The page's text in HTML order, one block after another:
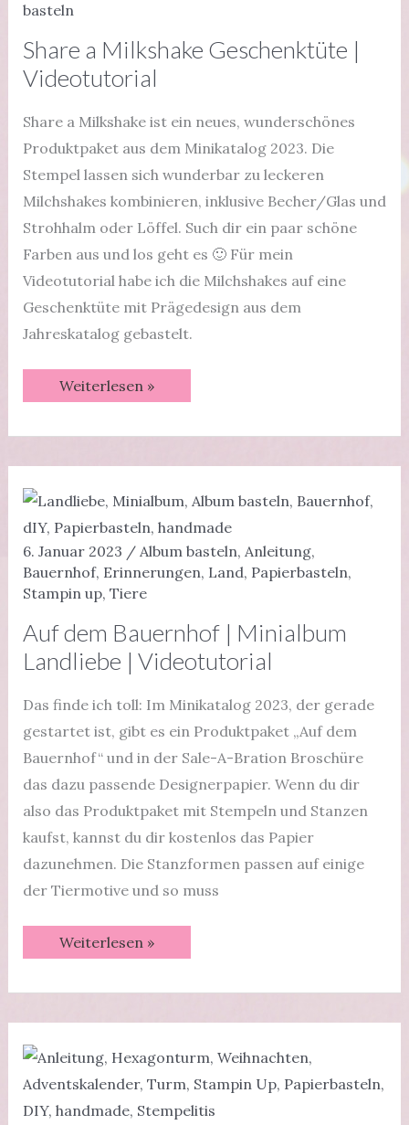
basteln
Share a Milkshake Geschenktüte |
Videotutorial
Share a Milkshake ist ein neues, wunderschönes
Produktpaket aus dem Minikatalog 2023. Die
Stempel lassen sich wunderbar zu leckeren
Milchshakes kombinieren, inklusive Becher/Glas und
Strohhalm oder Löffel. Such dir ein paar schöne
Farben aus und los geht es 🙂 Für mein
Videotutorial habe ich die Milchshakes auf eine
Geschenktüte mit Prägedesign aus dem
Jahreskatalog gebastelt.
Share
a
Weiterlesen »
6. Januar 2023 / Album basteln, Anleitung,
Bauernhof, Erinnerungen, Land, Papierbasteln,
Stampin up, Tiere
Auf dem Bauernhof | Minialbum
Landliebe | Videotutorial
Das finde ich toll: Im Minikatalog 2023, der gerade
gestartet ist, gibt es ein Produktpaket „Auf dem
Bauernhof“ und in der Sale-A-Bration Broschüre
das dazu passende Designerpapier. Wenn du dir
also das Produktpaket mit Stempeln und Stanzen
kaufst, kannst du dir kostenlos das Papier
dazunehmen. Die Stanzformen passen auf einige
der Tiermotive und so muss
Auf
dem
Weiterlesen »